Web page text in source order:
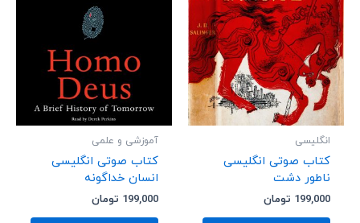
انگلیسی
کتاب صوتی انگلیسی
ناطور دشت
199,000 تومان
آموزشی و علمی
کتاب صوتی انگلیسی
انسان خداگونه
199,000 تومان